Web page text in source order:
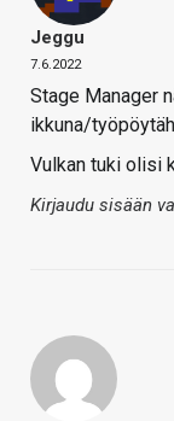
Jeggu
7.6.2022
Stage Manager
ikkuna/
Vulkan tuki olisi
Kirjaudu sisään